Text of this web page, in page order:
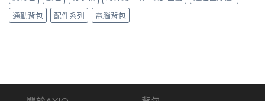
通勤背包
配件系列 電腦背包